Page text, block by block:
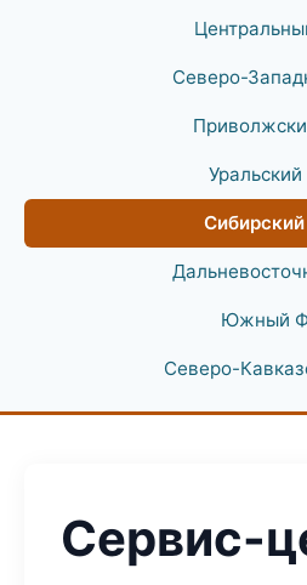
Северо-
Южный
Северо-
Сервис-